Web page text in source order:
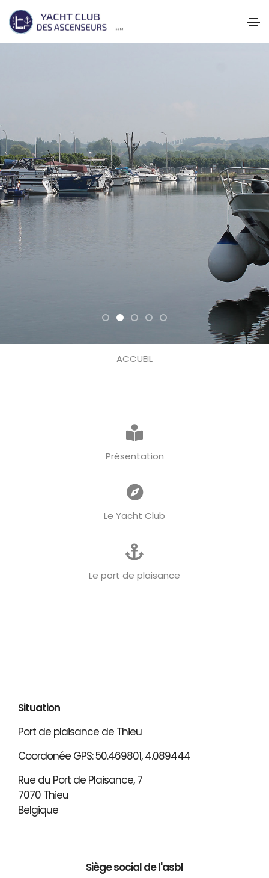
ACCUEIL
Présentation
Le Yacht Club
Le port de plaisance
Situation
Port de plaisance de Thieu
Coordonée GPS: 50.469801, 4.089444
Rue du Port de Plaisance, 7
7070 Thieu
Belgique
Siège social de l'asbl